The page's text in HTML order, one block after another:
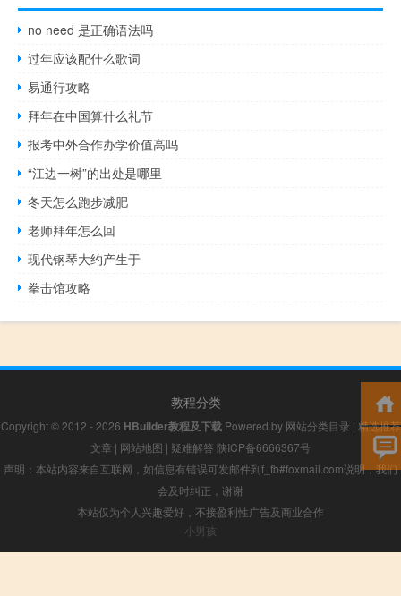
no need 是正确语法吗
过年应该配什么歌词
易通行攻略
拜年在中国算什么礼节
报考中外合作办学价值高吗
“江边一树”的出处是哪里
冬天怎么跑步减肥
老师拜年怎么回
现代钢琴大约产生于
拳击馆攻略
教程分类
Copyright © 2012 - 2026 HBuilder教程及下载Powered by 网站分类目录 | 精选推荐
文章 | 网站地图 | 疑难解答 陕ICP备6666367号
声明：本站内容来自互联网，如信息有错误可发邮件到f_fb#foxmail.com说明，我们
会及时纠正，谢谢
本站仅为个人兴趣爱好，不接盈利性广告及商业合作
小男孩